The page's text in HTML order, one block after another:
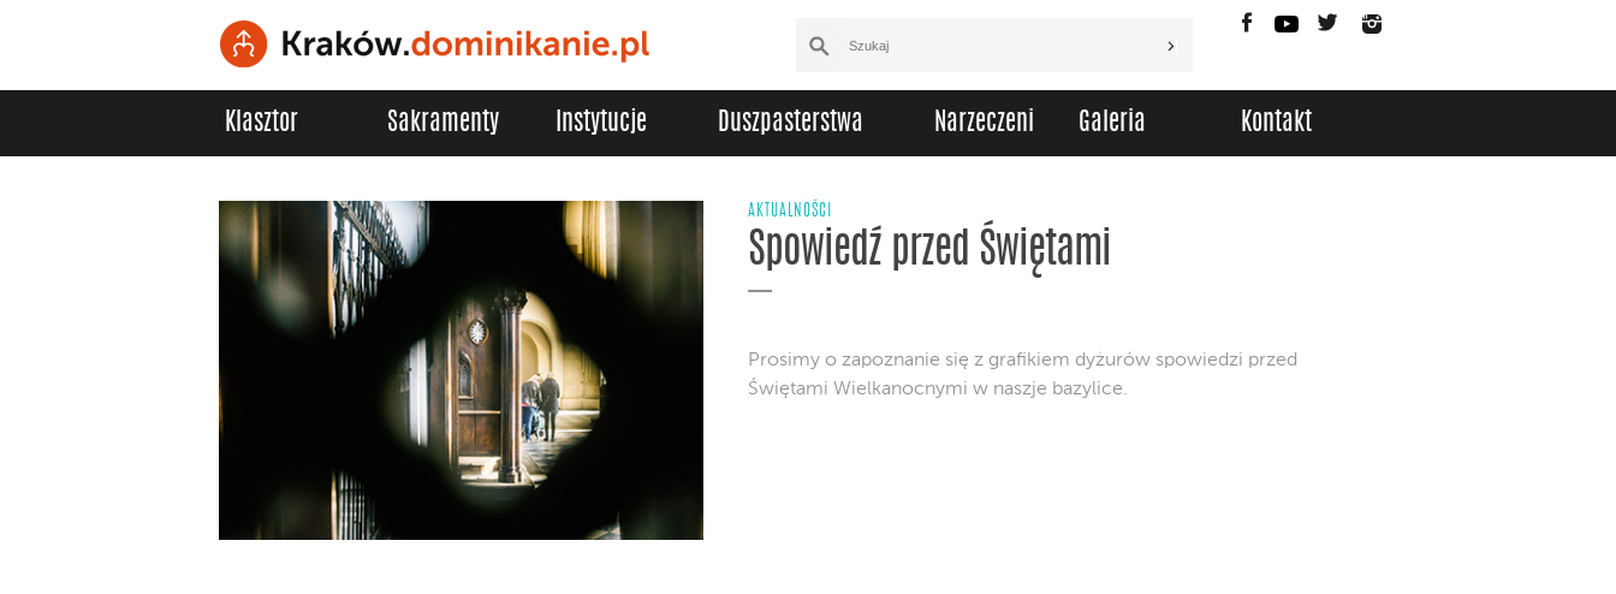
FacebookYouTubeTwitter
Klasztor Sakramenty Instytucje Duszpasterstwa Narzeczeni Galeria Kontakt
AKTUALNOŚCI
Spowiedź przed Świętami
Prosimy o zapoznanie się z grafikiem dyżurów spowiedzi przed
Świętami Wielkanocnymi w naszje bazylice.